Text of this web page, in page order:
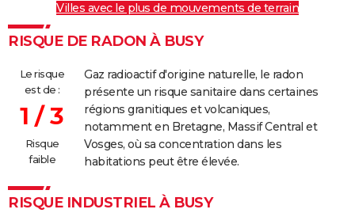
Villes avec le plus de mouvements de terrain
RISQUE DE RADON À BUSY
Le risque
est de :
1 / 3
Risque
faible
Gaz radioactif d'origine naturelle, le radon
présente un risque sanitaire dans certaines
régions granitiques et volcaniques,
notamment en Bretagne, Massif Central et
Vosges, où sa concentration dans les
habitations peut être élevée.
RISQUE INDUSTRIEL À BUSY